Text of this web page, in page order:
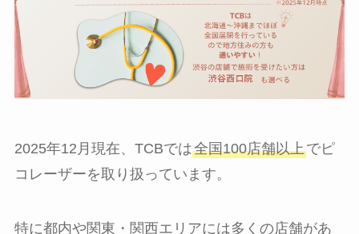
2025年12月現在、TCBでは全国100店舗以上でピ
コレーザーを取り扱っています。
特に都内や関東・関西エリアには多くの店舗があ